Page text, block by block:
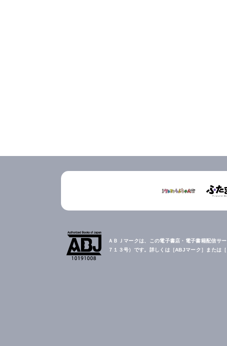
ＡＢＪマークは、この電子書店・電子書籍配信サ
７１３号）です。詳しくは［ABJマーク］または